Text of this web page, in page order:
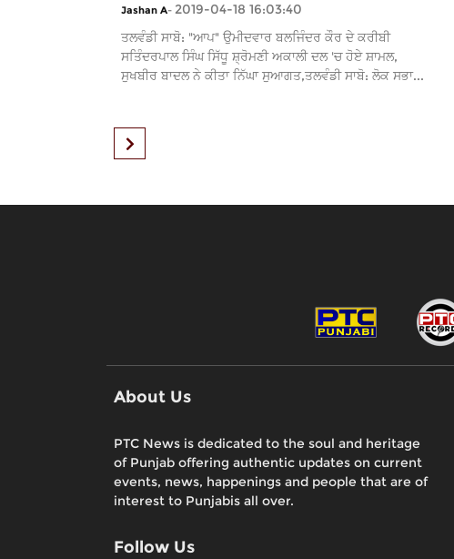
Jashan A- 2019-04-18 16:03:40
ਤਲਵੰਡੀ ਸਾਬੋ: "ਆਪ" ਉਮੀਦਵਾਰ ਬਲਜਿੰਦਰ ਕੌਰ ਦੇ ਕਰੀਬੀ
ਸਤਿੰਦਰਪਾਲ ਸਿੰਘ ਸਿੱਧੂ ਸ਼੍ਰੋਮਣੀ ਅਕਾਲੀ ਦਲ 'ਚ ਹੋਏ ਸ਼ਾਮਲ,
ਸੁਖਬੀਰ ਬਾਦਲ ਨੇ ਕੀਤਾ ਨਿੱਘਾ ਸੁਆਗਤ,ਤਲਵੰਡੀ ਸਾਬੋ: ਲੋਕ ਸਭਾ...
About Us
PTC News is dedicated to the soul and heritage
of Punjab offering authentic updates on current
events, news, happenings and people that are of
interest to Punjabis all over.
Follow Us